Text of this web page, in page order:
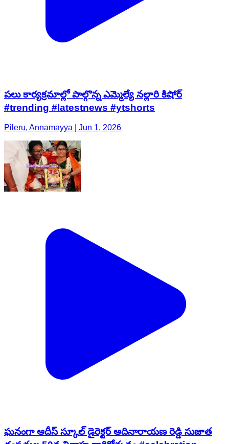
పలు కార్యక్రమాల్లో పాల్గొన్న ఎమ్మెల్యే నల్లారి కిషోర్
#trending #latestnews #ytshorts
Pileru, Annamayya | Jun 1, 2026
ఘనంగా ఆదీస్ స్కూల్ డైరెక్టర్ ఆదినారాయణ రెడ్డి సుజాత